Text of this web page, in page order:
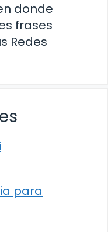
donde
frases
Redes
para